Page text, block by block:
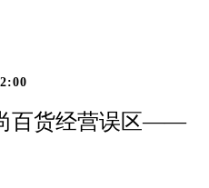
百货经营误区——